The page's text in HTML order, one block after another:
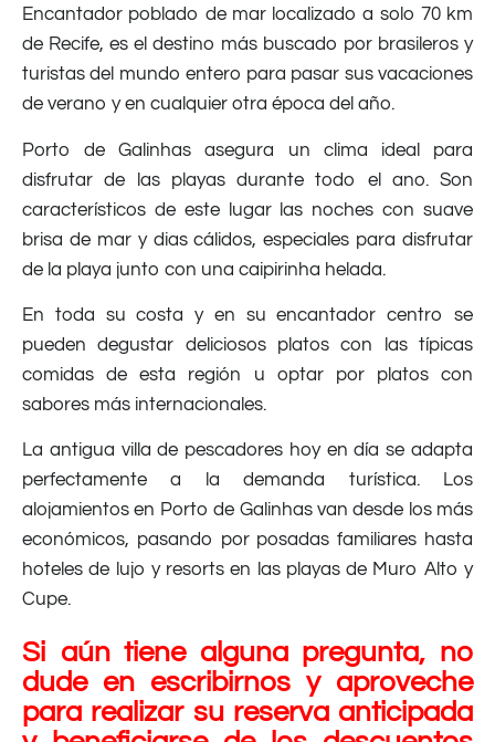
Encantador poblado de mar localizado a solo 70 km
de Recife, es el destino más buscado por brasileros y
turistas del mundo entero para pasar sus vacaciones
de verano y en cualquier otra época del año.
Porto de Galinhas asegura un clima ideal para
disfrutar de las playas durante todo el ano. Son
característicos de este lugar las noches con suave
brisa de mar y dias cálidos, especiales para disfrutar
de la playa junto con una caipirinha helada.
En toda su costa y en su encantador centro se
pueden degustar deliciosos platos con las típicas
comidas de esta región u optar por platos con
sabores más internacionales.
La antigua villa de pescadores hoy en día se adapta
perfectamente a la demanda turística. Los
alojamientos en Porto de Galinhas van desde los más
económicos, pasando por posadas familiares hasta
hoteles de lujo y resorts en las playas de Muro Alto y
Cupe.
Si aún tiene alguna pregunta, no
dude en escribirnos y aproveche
para realizar su reserva anticipada